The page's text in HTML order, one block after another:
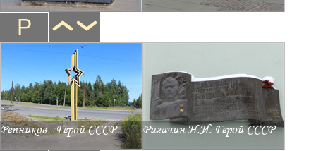
Р
Репников - Герой СССР Ригачин Н.И. Герой СССР